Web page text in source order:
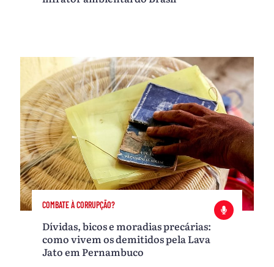
COMBATE À CORRUPÇÃO?
Dívidas, bicos e moradias precárias:
como vivem os demitidos pela Lava
Jato em Pernambuco